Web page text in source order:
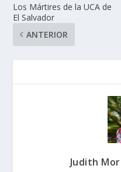
Los Mártires de la UCA de
El Salvador
ANTERIOR
Judith